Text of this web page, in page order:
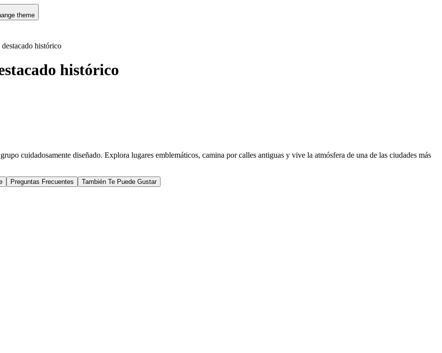
theme
histórico
histórico
cuidadosamente diseñado. Explora lugares emblemáticos, camina por calles antiguas y vive la atmósfera de una de las ciudades más
Preguntas Frecuentes También Te Puede Gustar